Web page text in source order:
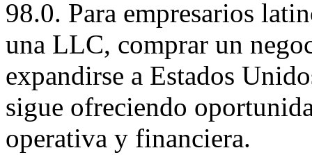
98.0. Para empresarios
una LLC, comprar un
expandirse a Estados
sigue ofreciendo
operativa y financiera.